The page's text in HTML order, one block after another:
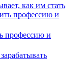
как им стать
профессию и